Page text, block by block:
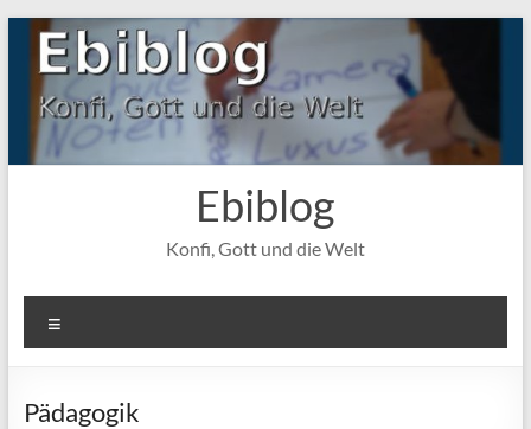
Zum
Inhalt
springen
Ebiblog
Konfi, Gott und die Welt
Pädagogik